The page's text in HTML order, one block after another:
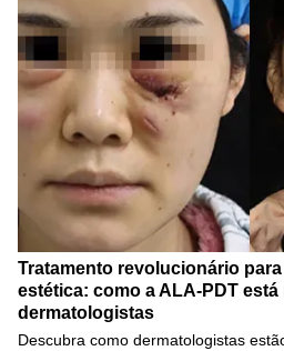
Tratamento revolucionário
estética: como a ALA-PDT
dermatologistas
Descubra como dermatologistas